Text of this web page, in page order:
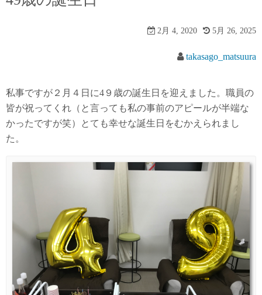
2月 4, 2020 5月 26, 2025
takasago_matsuura
私事ですが２月４日に4９歳の誕生日を迎えました。職員の
皆が祝ってくれ（と言っても私の事前のアピールが半端な
かったですが笑）とても幸せな誕生日をむかえられまし
た。